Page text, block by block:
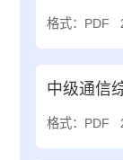
格式：PDF
中级通信
格式：PDF